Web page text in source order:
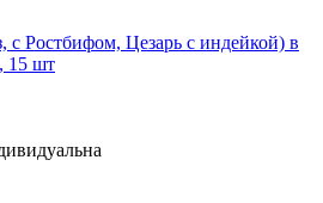
с Ростбифом, Цезарь с индейкой) в
15 шт